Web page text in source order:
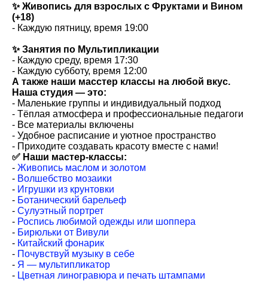
✨ Живопись для взрослых с Фруктами и Вином
(+18)
- Каждую пятницу, время 19:00
✨ Занятия по Мультипликации
- Каждую среду, время 17:30
- Каждую субботу, время 12:00
А также наши масстер классы на любой вкус.
Наша студия — это:
- Маленькие группы и индивидуальный подход
- Тёплая атмосфера и профессиональные педагоги
- Все материалы включены
- Удобное расписание и уютное пространство
- Приходите создавать красоту вместе с нами!
✅ Наши мастер-классы:
- Живопись маслом и золотом
- Волшебство мозаики
- Игрушки из крунтовки
- Ботанический барельеф
- Сулуэтный портрет
- Роспись любимой одежды или шоппера
- Бирюльки от Вивули
- Китайский фонарик
- Почувствуй музыку в себе
- Я — мультипликатор
- Цветная линогравюра и печать штампами